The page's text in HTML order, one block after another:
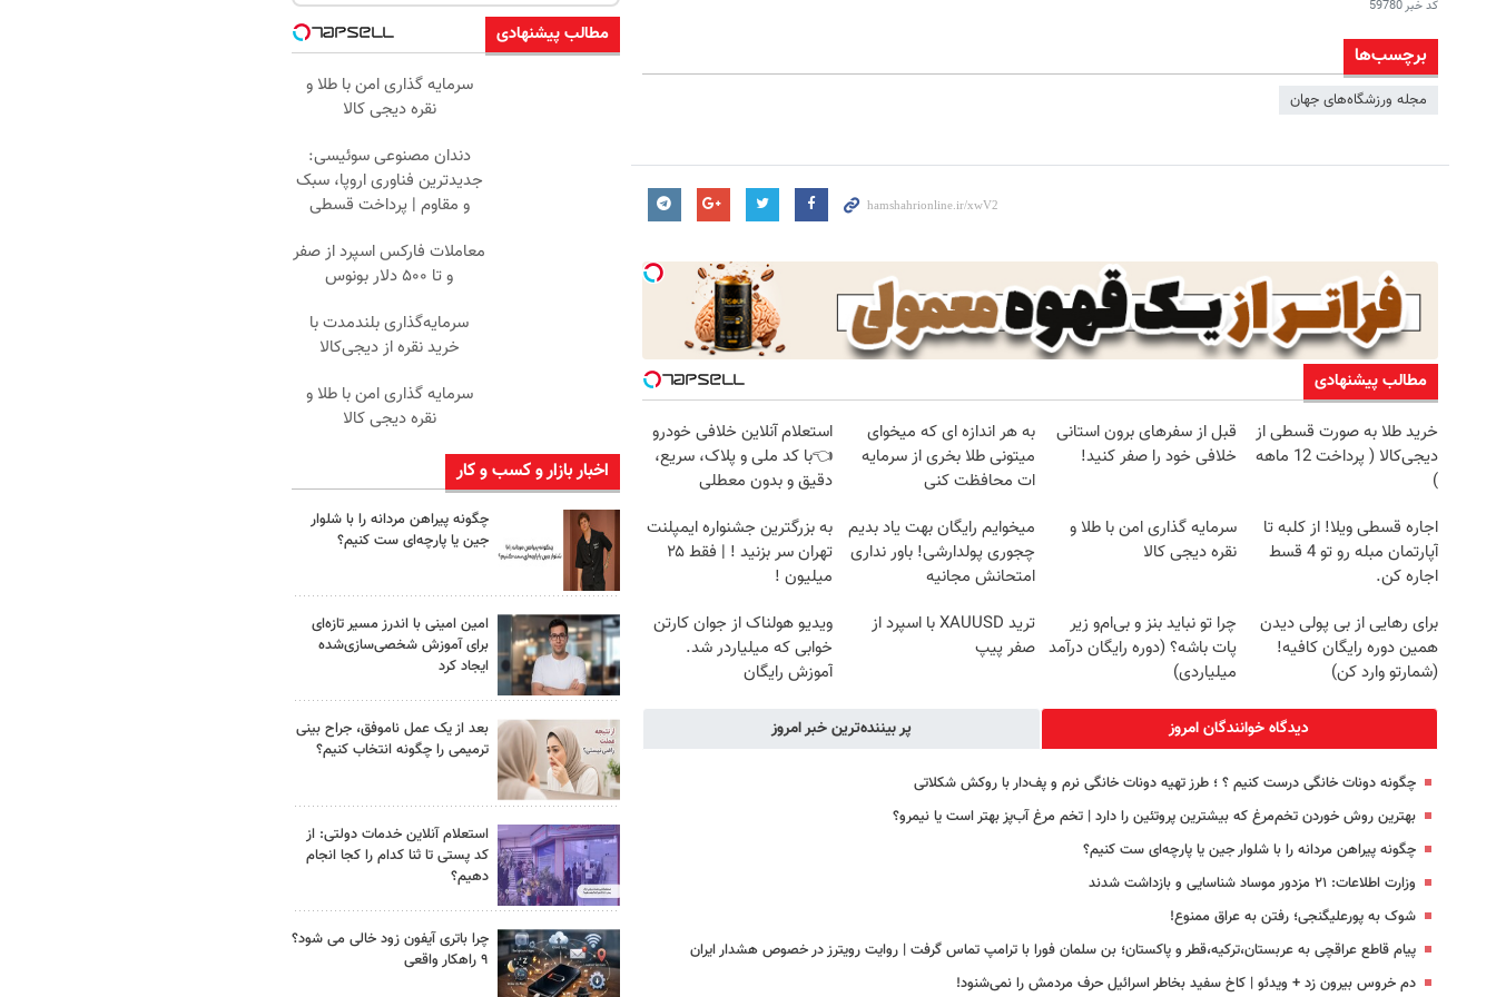
کد خبر59780
برچسب‌ها
مجله ورزشگاه‌های جهان
مطالب پیشنهادی
خرید طلا به صورت قسطی از
دیجی‌کالا ( پرداخت 12 ماهه
)
قبل از سفرهای برون استانی
خلافی خود را صفر کنید!
به هر اندازه ای که میخوای
میتونی طلا بخری از سرمایه
ات محافظت کنی
استعلام آنلاین خلافی خودرو
👈با کد ملی و پلاک، سریع،
دقیق و بدون معطلی
اجاره‌ قسطی ویلا! از کلبه تا
آپارتمان مبله رو تو 4 قسط
اجاره کن.
سرمایه گذاری امن با طلا و
نقره دیجی کالا
میخوایم رایگان بهت یاد بدیم
چجوری پولدارشی! باور نداری
امتحانش مجانیه
به بزرگترین جشنواره ایمپلنت
تهران سر بزنید ! | فقط ۲۵
میلیون !
برای رهایی از بی پولی دیدن
همین دوره رایگان کافیه!
(شمارتو وارد کن)
چرا تو نباید بنز و بی‌ام‌و زیر
پات باشه؟ (دوره رایگان درآمد
میلیاردی)
ترید XAUUSD با اسپرد از
صفر پیپ
ویدیو هولناک از جوان کارتن
خوابی که میلیاردر شد.
آموزش رایگان
دیدگاه خوانندگان امروز پر بیننده‌ترین خبر امروز
چگونه دونات خانگی درست کنیم ؟ ؛ طرز تهیه دونات خانگی نرم و پف‌دار با روکش شکلاتی
بهترین روش خوردن تخم‌مرغ که بیشترین پروتئین را دارد | تخم مرغ آب‌پز بهتر است یا نیمرو؟
چگونه پیراهن مردانه را با شلوار جین یا پارچه‌ای ست کنیم؟
وزارت اطلاعات: ۲۱ مزدور موساد شناسایی و بازداشت شدند
شوک به پورعلیگنجی؛ رفتن به عراق ممنوع!
پیام قاطع عراقچی به عربستان،‌ترکیه،‌قطر و پاکستان؛ بن سلمان فورا با ترامپ تماس گرفت | روایت رویترز در خصوص هشدار ایران
دم خروس بیرون زد + ویدئو | کاخ سفید بخاطر اسرائیل حرف مردمش را نمی‌شنود!
مطالب پیشنهادی
سرمایه گذاری امن با طلا و
نقره دیجی کالا
دندان مصنوعی سوئیسی:
جدیدترین فناوری اروپا، سبک
و مقاوم | پرداخت قسطی
معاملات فارکس اسپرد از صفر
و تا ۵۰۰ دلار بونوس
سرمایه‌گذاری بلندمدت با
خرید نقره از دیجی‌کالا
سرمایه گذاری امن با طلا و
نقره دیجی کالا
اخبار بازار و کسب و کار
چگونه پیراهن مردانه را با شلوار
جین یا پارچه‌ای ست کنیم؟
امین امینی با اندرز مسیر تازه‌ای
برای آموزش شخصی‌سازی‌شده
ایجاد کرد
بعد از یک عمل ناموفق، جراح بینی
ترمیمی را چگونه انتخاب کنیم؟
استعلام آنلاین خدمات دولتی: از
کد پستی تا ثنا کدام را کجا انجام
دهیم؟
چرا باتری آیفون زود خالی می شود؟
۹ راهکار واقعی